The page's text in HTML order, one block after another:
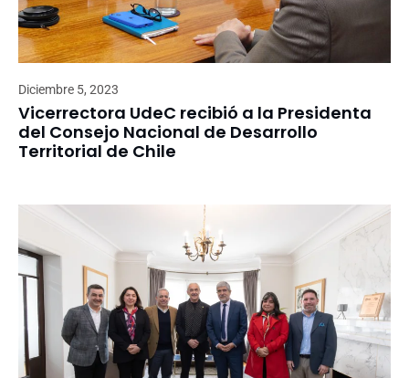
Diciembre 5, 2023
Vicerrectora UdeC recibió a la Presidenta
del Consejo Nacional de Desarrollo
Territorial de Chile